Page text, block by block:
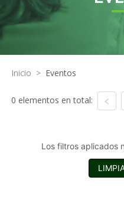
Inicio > Eventos
0 elementos en total:
Los filtros aplicados